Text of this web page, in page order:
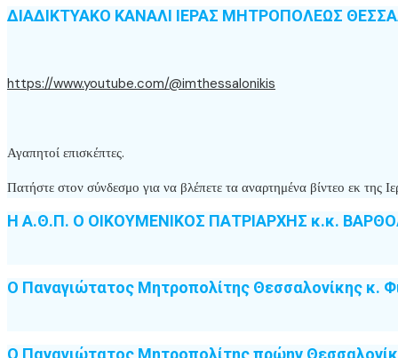
ΔΙΑΔΙΚΤΥΑΚΟ ΚΑΝΑΛΙ ΙΕΡΑΣ ΜΗΤΡΟΠΟΛΕΩΣ
https://www.youtube.com/@imthessalonikis
Αγαπητοί επισκέπτες.
Πατήστε στον σύνδεσμο για να βλέπετε τα αναρτημένα βίντεο εκ
Η Α.Θ.Π. Ο ΟΙΚΟΥΜΕΝΙΚΟΣ ΠΑΤΡΙΑΡΧΗΣ κ.κ.
Ο Παναγιώτατος Μητροπολίτης Θεσσαλονίκης κ.
Ο Παναγιώτατος Μητροπολίτης πρώην